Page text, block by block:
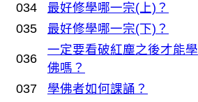
034 最好修學哪一宗(上)？
035
最好修學哪一宗(下)？
036
一定要看破紅塵之後才能學
佛嗎？
037 學佛者如何課誦？